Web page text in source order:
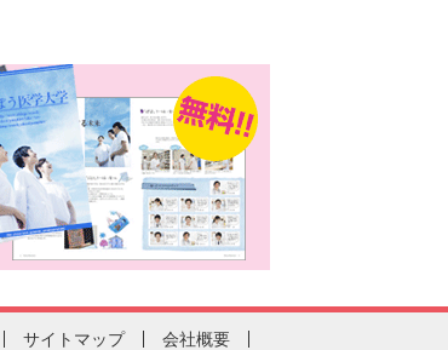
サイトマップ 会社概要